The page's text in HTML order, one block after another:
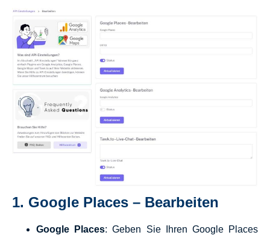
1. Google Places – Bearbeiten
Google Places: Geben Sie Ihren Google Places